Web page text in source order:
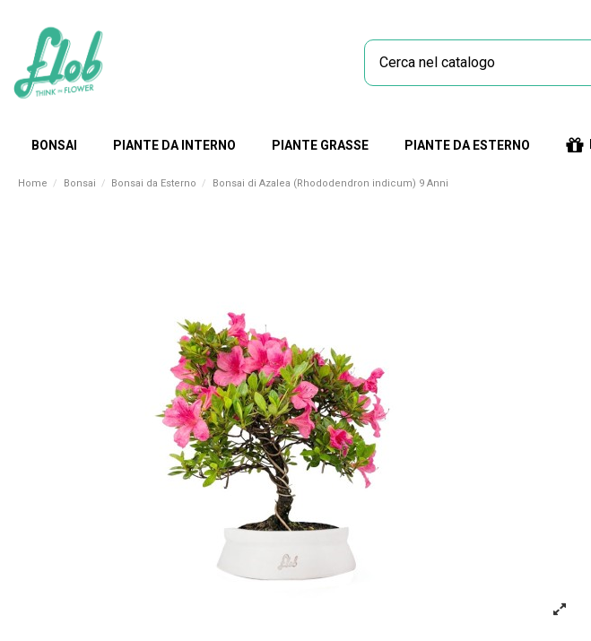
BONSAI PIANTE DA INTERNO PIANTE GRASSE PIANTE DA ESTERNO
Home Bonsai Bonsai da Esterno Bonsai di Azalea (Rhododendron indicum) 9 Anni